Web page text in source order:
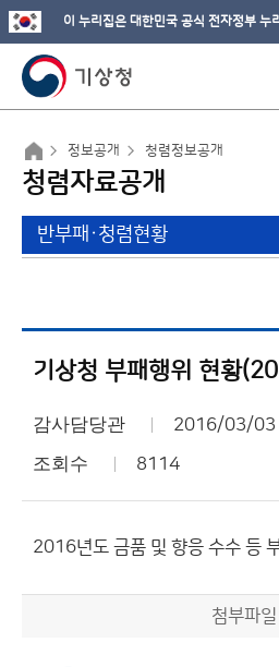
이 누리집은 대한민국 공식 전자정부 누
정보공개 청렴정보공개
청렴자료공개
반부패·청렴현황
기상청 부패행위 현황
감사담당관 2016/03/03
조회수 8114
2016년도 금품 및 향응 수수 등
첨부파일